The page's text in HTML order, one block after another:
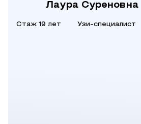
Лаура Суреновна
Стаж 19 лет Узи-специалист